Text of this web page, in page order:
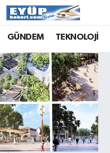
GÜNDEM TEKNOLOJİ